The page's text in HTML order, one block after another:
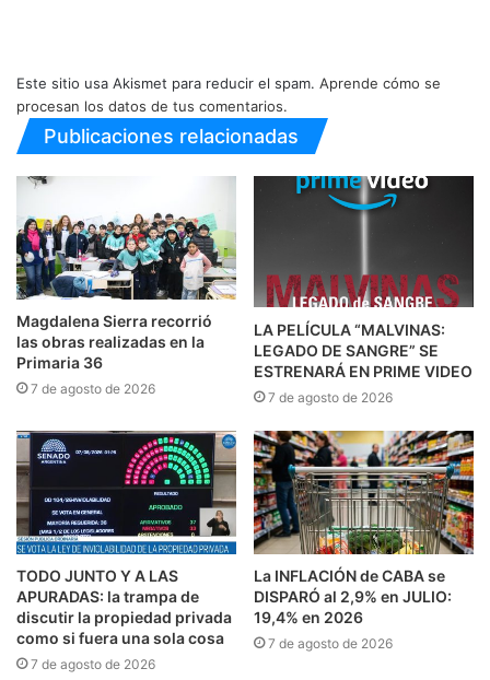
Este sitio usa Akismet para reducir el spam. Aprende cómo se
procesan los datos de tus comentarios.
Publicaciones relacionadas
Magdalena Sierra recorrió
las obras realizadas en la
Primaria 36
7 de agosto de 2026
LA PELÍCULA “MALVINAS:
LEGADO DE SANGRE” SE
ESTRENARÁ EN PRIME VIDEO
7 de agosto de 2026
TODO JUNTO Y A LAS
APURADAS: la trampa de
discutir la propiedad privada
como si fuera una sola cosa
7 de agosto de 2026
La INFLACIÓN de CABA se
DISPARÓ al 2,9% en JULIO:
19,4% en 2026
7 de agosto de 2026